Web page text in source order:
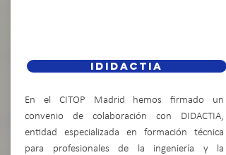
ididactia
En el CITOP Madrid hemos firmado un
convenio de colaboración con DIDACTIA,
entidad especializada en formación técnica
para profesionales de la ingeniería y la